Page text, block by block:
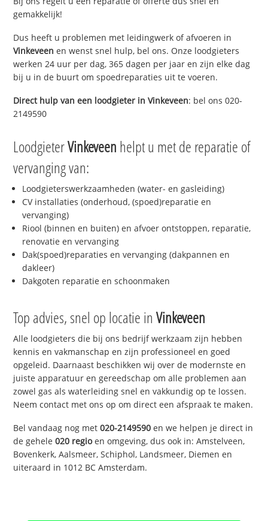
gemakkelijk!
Dus heeft u problemen met leidingwerk of afvoeren in
Vinkeveen en wenst snel hulp, bel ons. Onze loodgieters
werken 24 uur per dag, 365 dagen per jaar en zijn elke dag
bij u in de buurt om spoedreparaties uit te voeren.
Direct hulp van een loodgieter inVinkeveen: bel ons 020-
2149590
LoodgieterVinkeveen helpt u met de reparatie of
vervanging van:
Loodgieterswerkzaamheden (water- en gasleiding)
CV installaties (onderhoud, (spoed)reparatie en
vervanging)
Riool (binnen en buiten) en afvoer ontstoppen, reparatie,
renovatie en vervanging
Dak(spoed)reparaties en vervanging (dakpannen en
dakleer)
Dakgoten reparatie en schoonmaken
Top advies, snel op locatie inVinkeveen
Alle loodgieters die bij ons bedrijf werkzaam zijn hebben
kennis en vakmanschap en zijn professioneel en goed
opgeleid. Daarnaast beschikken wij over de modernste en
juiste apparatuur en gereedschap om alle problemen aan
zowel gas als waterleiding snel en vakkundig op te lossen.
Neem contact met ons op om direct een afspraak te maken.
Bel vandaag nog met020-2149590 en we helpen je direct in
de gehele020 regioen omgeving, dus ook in: Amstelveen,
Bovenkerk, Aalsmeer, Schiphol, Landsmeer, Diemen en
uiteraard in 1012 BC Amsterdam.